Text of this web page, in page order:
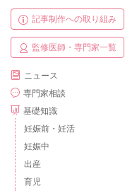
記事制作への取り組み
監修医師・専門家一覧
ニュース
専門家相談
基礎知識
妊娠前・妊活
妊娠中
出産
育児